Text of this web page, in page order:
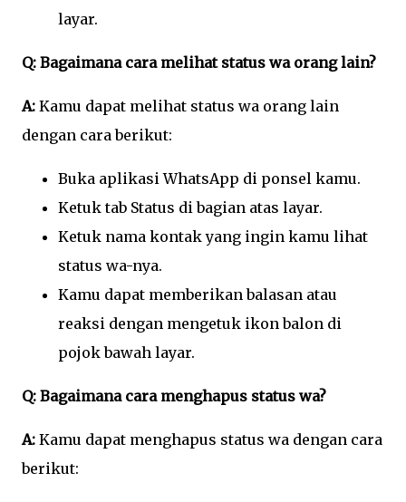
layar.
Q: Bagaimana cara melihat status wa orang lain?
A: Kamu dapat melihat status wa orang lain
dengan cara berikut:
Buka aplikasi WhatsApp di ponsel kamu.
Ketuk tab Status di bagian atas layar.
Ketuk nama kontak yang ingin kamu lihat
status wa-nya.
Kamu dapat memberikan balasan atau
reaksi dengan mengetuk ikon balon di
pojok bawah layar.
Q: Bagaimana cara menghapus status wa?
A: Kamu dapat menghapus status wa dengan cara
berikut: